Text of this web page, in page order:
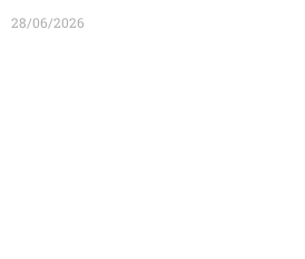
28/06/2026